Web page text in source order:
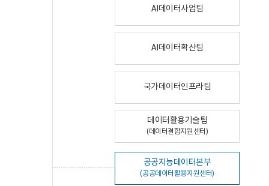
AI데이터사업팀
AI데이터확산팀
국가데이터인프라팀
데이터활용기술팀
(데이터결합지원센터)
공공지능데이터본부
(공공데이터활용지원센터)